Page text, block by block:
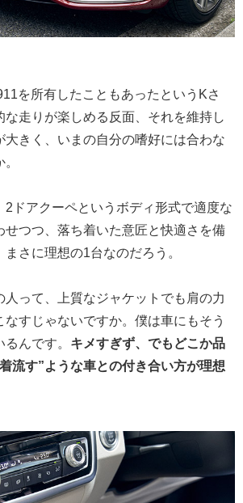
を所有したこともあったというKさ
な走りが楽しめる反面、それを維持し
大きく、いまの自分の嗜好には合わな
2ドアクーペというボディ形式で適度な
せつつ、落ち着いた意匠と快適さを備
さに理想の1台なのだろう。
人って、上質なジャケットでも肩の力
なすじゃないですか。僕は車にもそう
んです。 キメすぎず、でもどこか品
流す”ような車との付き合い方が理想